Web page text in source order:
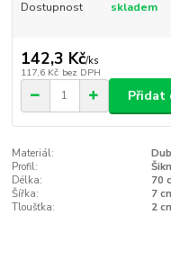
Dostupnost skladem
142,3 Kč/ks
117,6 Kč bez DPH
Přidat
Materiál:
Dub
Profil:
Délka:
70
Šířka:
7
Tloušťka:
2